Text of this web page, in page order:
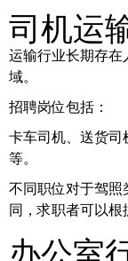
司机运
运输行业长期存在
域。
招聘岗位包括：
卡车司机、送货司
等。
不同职位对于驾照
同，求职者可以根
办公室